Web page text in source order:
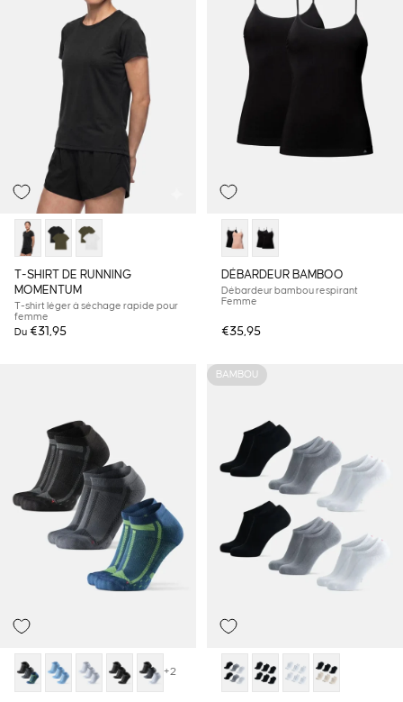
T-SHIRT DE RUNNING
MOMENTUM
T-shirt léger à séchage rapide pour
femme
Du €31,95
DÉBARDEUR BAMBOO
Débardeur bambou respirant
Femme
€35,95
+2
BAMBOU